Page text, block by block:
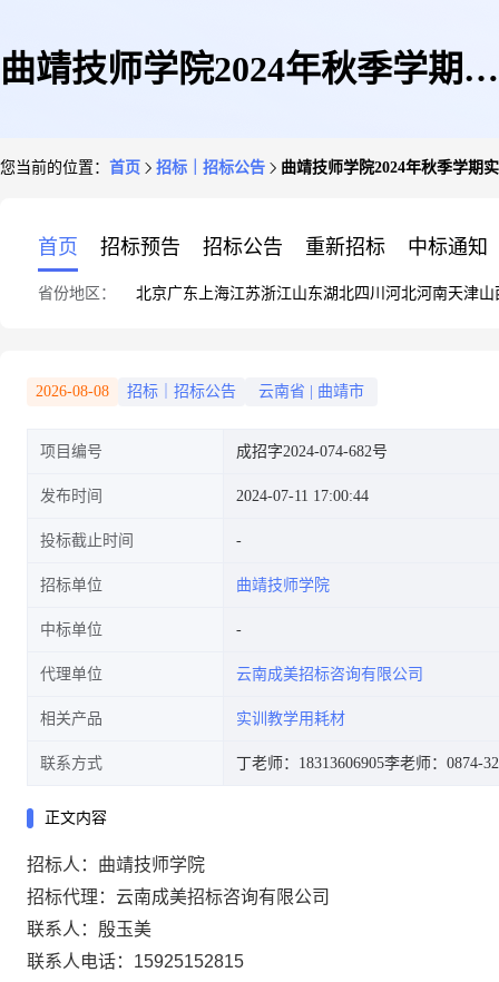
曲靖技师学院2024年秋季学期实
您当前的位置： 首页 招标｜招标公告 曲靖技师学院2024年秋季学期
首页 招标预告 招标公告 重新招标 中标通知
省份地区： 北京广东 上海江苏浙江山东湖北四川 河北河南天津山
2026-08-08 招标｜招标公告 云南省 曲靖市
项目编号 成招字2024-074-682号
发布时间 2024-07-11 17:00:44
投标截止时间
招标单位 曲靖技师学院
中标单位
代理单位 云南成美招标咨询有限公司
相关产品 实训教学用耗材
联系方式 丁老师：18313606905李老师：0874-
正文内容
招标人：曲靖技师学院
招标代理：云南成美招标咨询有限公司
联系人：殷玉美
联系人电话：15925152815